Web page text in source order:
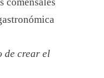
comensales
de crear el